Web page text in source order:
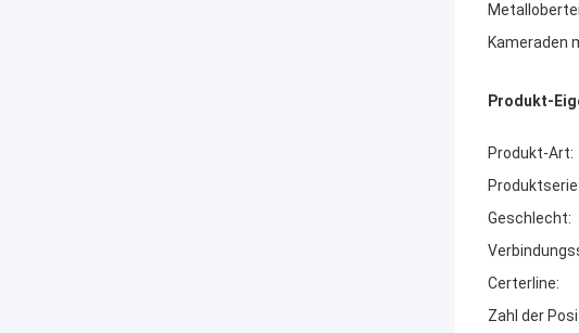
Kameraden
Produkt-
Produkt-Art:
Produktserie:
Geschlecht:
Certerline:
Zahl der